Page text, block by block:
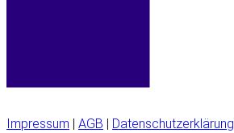
Impressum AGB Datenschutzerklärung